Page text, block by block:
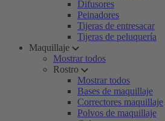
Difusores
Peinadores
Tijeras de entresacar
Tijeras de peluquería
Maquillaje
Mostrar todos
Rostro
Mostrar todos
Bases de maquillaje
Correctores maquillaje
Polvos de maquillaje